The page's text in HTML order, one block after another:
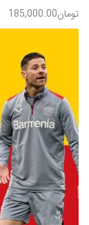
تومان185,000.00